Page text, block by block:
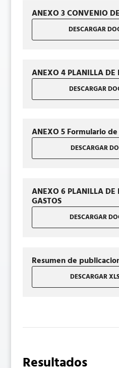
ANEXO 3 CONVENIO
DESCARGAR
ANEXO 4 PLANILLA
DESCARGAR
ANEXO 5 Formulario
DESCARGAR
ANEXO 6 PLANILLA DE
GASTOS
DESCARGAR
Resumen de
DESCARGAR
Resultados